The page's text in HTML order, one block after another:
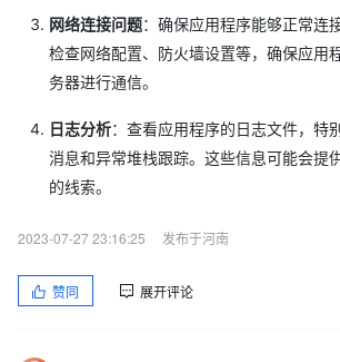
看不出来是哪里的问题，感觉应该是没有连接
网络连接问题：确保应用程序能够正常连
检查网络配置、防火墙设置等，确保应用
务器进行通信。
日志分析：查看应用程序的日志文件，特
消息和异常堆栈跟踪。这些信息可能会提
的线索。
2023-07-27 23:16:25 发布于河南
赞同 展开评论